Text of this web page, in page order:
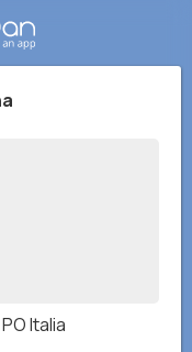
Italia